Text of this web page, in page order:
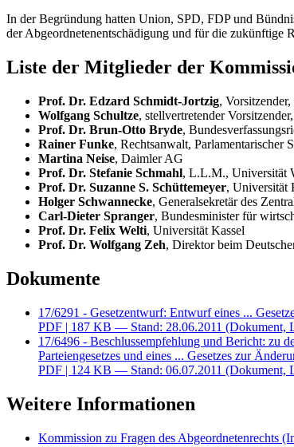
In der Begründung hatten Union, SPD, FDP und
der Abgeordnetenentschädigung und für die zukünftige
Liste der Mitglieder der
Prof. Dr. Edzard Schmidt-Jortzig,
Wolfgang Schultze, stellvertretender
Prof. Dr. Brun-Otto Bryde,
Rainer Funke, Rechtsanwalt, Parlamentarischer
Martina Neise, Daimler AG
Prof. Dr. Stefanie Schmahl, L.L.M., Universität
Prof. Dr. Suzanne S. Schüttemeyer, Universität
Holger Schwannecke, Generalsekretär des
Carl-Dieter Spranger, Bundesminister für
Prof. Dr. Felix Welti, Universität Kassel
Prof. Dr. Wolfgang Zeh, Direktor beim
Dokumente
17/6291 - Gesetzentwurf: Entwurf eines ...
PDF | 187 KB — Stand: 28.06.2011 (Dokument,
17/6496 - Beschlussempfehlung und Bericht: zu
Parteiengesetzes und eines ... Gesetzes zur
PDF | 124 KB — Stand: 06.07.2011 (Dokument,
Weitere Informationen
Kommission zu Fragen des Abgeordnetenrechts